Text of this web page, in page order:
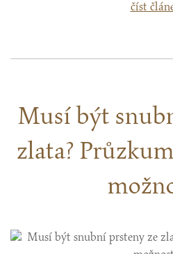
číst
Musí být
zlata?